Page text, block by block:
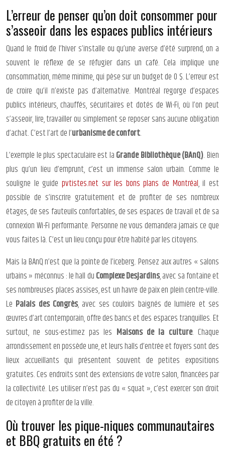
L’erreur de penser qu’on doit consommer pour
s’asseoir dans les espaces publics intérieurs
Quand le froid de l’hiver s’installe ou qu’une averse d’été surprend, on a
souvent le réflexe de se réfugier dans un café. Cela implique une
consommation, même minime, qui pèse sur un budget de 0 $. L’erreur est
de croire qu’il n’existe pas d’alternative. Montréal regorge d’espaces
publics intérieurs, chauffés, sécuritaires et dotés de Wi-Fi, où l’on peut
s’asseoir, lire, travailler ou simplement se reposer sans aucune obligation
d’achat. C’est l’art de l’urbanisme de confort.
L’exemple le plus spectaculaire est laGrande Bibliothèque (BAnQ). Bien
plus qu’un lieu d’emprunt, c’est un immense salon urbain. Comme le
souligne le guide pvtistes.net sur les bons plans de Montréal, il est
possible de s’inscrire gratuitement et de profiter de ses nombreux
étages, de ses fauteuils confortables, de ses espaces de travail et de sa
connexion Wi-Fi performante. Personne ne vous demandera jamais ce que
vous faites là. C’est un lieu conçu pour être habité par les citoyens.
Mais la BAnQ n’est que la pointe de l’iceberg. Pensez aux autres « salons
urbains » méconnus : le hall duComplexe Desjardins, avec sa fontaine et
ses nombreuses places assises, est un havre de paix en plein centre-ville.
Le Palais des Congrès, avec ses couloirs baignés de lumière et ses
œuvres d’art contemporain, offre des bancs et des espaces tranquilles. Et
surtout, ne sous-estimez pas les Maisons de la culture. Chaque
arrondissement en possède une, et leurs halls d’entrée et foyers sont des
lieux accueillants qui présentent souvent de petites expositions
gratuites. Ces endroits sont des extensions de votre salon, financées par
la collectivité. Les utiliser n’est pas du « squat », c’est exercer son droit
de citoyen à profiter de la ville.
Où trouver les pique-niques communautaires
et BBQ gratuits en été ?